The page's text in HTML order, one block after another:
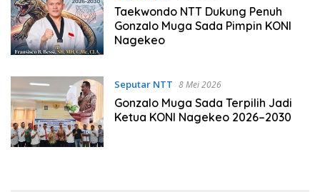
Taekwondo NTT Dukung Penuh
Gonzalo Muga Sada Pimpin KONI
Nagekeo
Seputar NTT 8 Mei 2026
Gonzalo Muga Sada Terpilih Jadi
Ketua KONI Nagekeo 2026–2030